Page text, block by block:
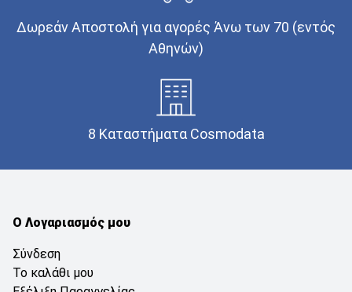
Δωρεάν Αποστολή για αγορές Άνω των 70 (εντός
Αθηνών)
8 Καταστήματα Cosmodata
Ο Λογαριασμός μου
Σύνδεση
Το καλάθι μου